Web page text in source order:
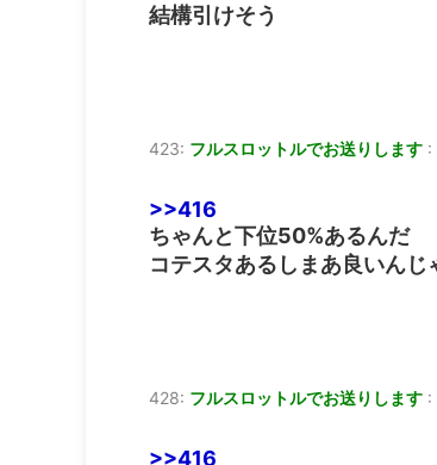
結構引けそう
423: フルスロットルでお送りします :
>>416
ちゃんと下位50%あるんだ
コテスタあるしまあ良いんじ
428: フルスロットルでお送りします :
>>416